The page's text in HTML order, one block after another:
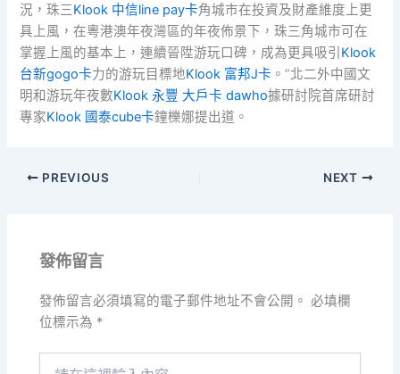
況，珠三Klook 中信line pay卡角城市在投資及財產維度上更
具上風，在粵港澳年夜灣區的年夜佈景下，珠三角城市可在
掌握上風的基本上，連續晉陞游玩口碑，成為更具吸引 Klook
台新gogo卡力的游玩目標地Klook 富邦J卡 。”北二外中國文
明和游玩年夜數Klook 永豐 大戶卡 dawho據研討院首席研討
專家Klook 國泰cube卡鐘櫟娜提出道。
PREVIOUS NEXT
發佈留言
發佈留言必須填寫的電子郵件地址不會公開。 必填欄
位標示為 *